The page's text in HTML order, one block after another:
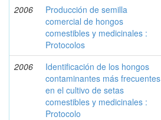
2006
Producción de semilla
comercial de hongos
comestibles y medicinales :
Protocolos
2006
Identificación de los hongos
contaminantes más frecuentes
en el cultivo de setas
comestibles y medicinales :
Protocolo